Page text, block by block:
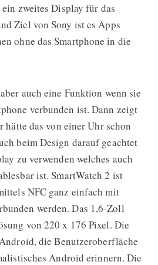
zweites Display für das
Ziel von Sony ist es Apps
ohne das Smartphone in die
auch eine Funktion wenn sie
verbunden ist. Dann zeigt
hätte das von einer Uhr schon
beim Design darauf geachtet
zu verwenden welches auch
ist. SmartWatch 2 ist
NFC ganz einfach mit
werden. Das 1,6-Zoll
von 220 x 176 Pixel. Die
die Benutzeroberfläche
Android erinnern. Die